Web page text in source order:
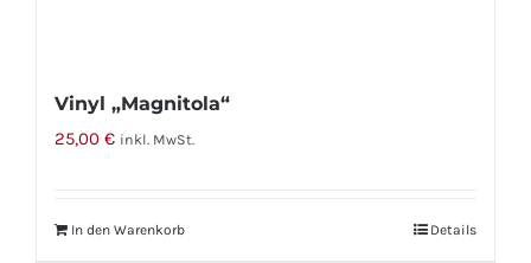
Vinyl „Magnitola“
25,00 € inkl. MwSt.
In den Warenkorb Details